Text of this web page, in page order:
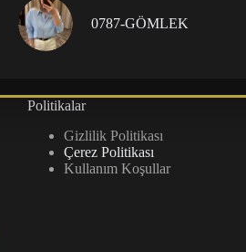
0787-GÖMLEK
Politikalar
Gizlilik Politikası
Çerez Politikası
Kullanım Koşullar